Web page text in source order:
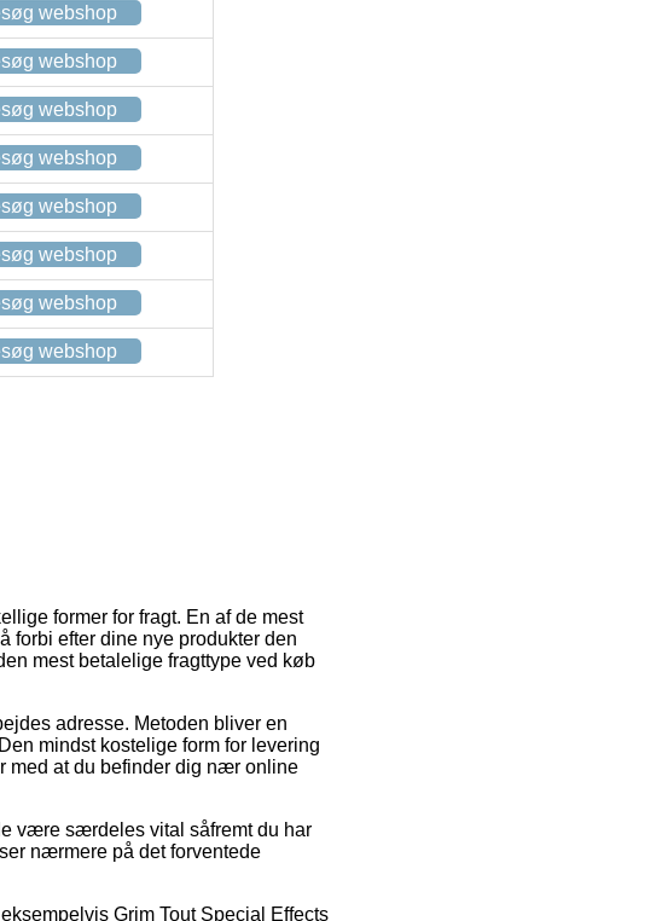
webshop
webshop
webshop
webshop
webshop
webshop
webshop
webshop
former for fragt. En af de mest
forbi efter dine nye produkter den
mest betalelige fragttype ved køb
adresse. Metoden bliver en
mindst kostelige form for levering
med at du befinder dig nær online
være særdeles vital såfremt du har
nærmere på det forventede
Grim Tout Special Effects